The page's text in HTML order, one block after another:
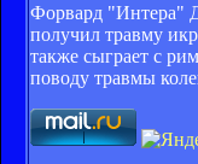
Форвард "Интера"
получил травму
также сыграет с
поводу травмы